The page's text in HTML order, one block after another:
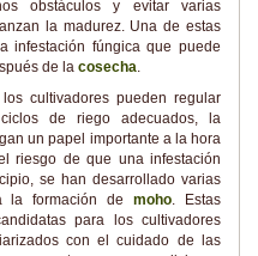
obstáculos y evitar varias
la madurez. Una de estas
infestación fúngica que puede
de la cosecha.
cultivadores pueden regular
de riego adecuados, la
un papel importante a la hora
riesgo de que una infestación
se han desarrollado varias
la formación demoho . Estas
para los cultivadores
con el cuidado de las